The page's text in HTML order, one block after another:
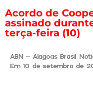
Acordo de
assinado
terça-feira (10)
ABN - Alagoas Brasil
Em 10 de setembro de